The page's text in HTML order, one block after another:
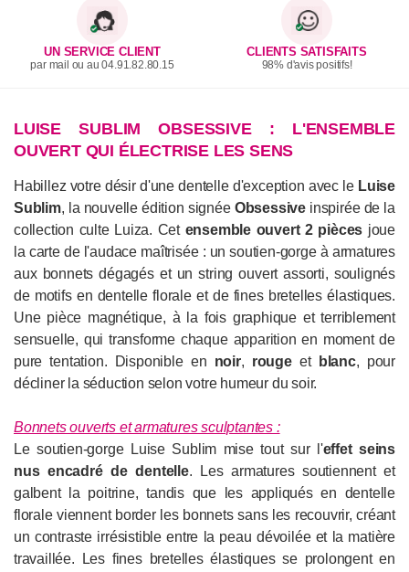
UN SERVICE CLIENT
par mail ou au 04.91.82.80.15
CLIENTS SATISFAITS
98% d'avis positifs!
LUISE SUBLIM OBSESSIVE : L'ENSEMBLE
OUVERT QUI ÉLECTRISE LES SENS
Habillez votre désir d'une dentelle d'exception avec le Luise
Sublim, la nouvelle édition signée Obsessiveinspirée de la
collection culte Luiza. Cet ensemble ouvert 2 pièces joue
la carte de l'audace maîtrisée : un soutien-gorge à armatures
aux bonnets dégagés et un string ouvert assorti, soulignés
de motifs en dentelle florale et de fines bretelles élastiques.
Une pièce magnétique, à la fois graphique et terriblement
sensuelle, qui transforme chaque apparition en moment de
pure tentation. Disponible en noir, rougeet blanc, pour
décliner la séduction selon votre humeur du soir.
Bonnets ouverts et armatures sculptantes :
Le soutien-gorge Luise Sublim mise tout sur l'effet seins
nus encadré de dentelle. Les armatures soutiennent et
galbent la poitrine, tandis que les appliqués en dentelle
florale viennent border les bonnets sans les recouvrir, créant
un contraste irrésistible entre la peau dévoilée et la matière
travaillée. Les fines bretelles élastiques se prolongent en